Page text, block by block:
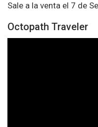
Sale a la venta el 7 de
Octopath Traveler